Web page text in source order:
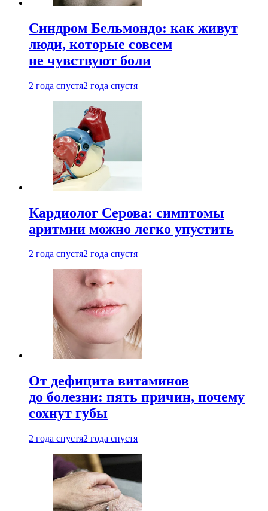
Синдром Бельмондо: как живут
люди, которые совсем
не чувствуют боли
2 года спустя2 года спустя
Кардиолог Серова: симптомы
аритмии можно легко упустить
2 года спустя2 года спустя
От дефицита витаминов
до болезни: пять причин, почему
сохнут губы
2 года спустя2 года спустя